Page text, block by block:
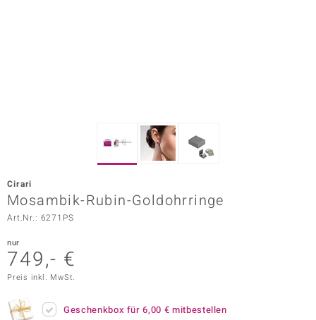
Vogue
Paraíso
Cirari
Mosambik-Rubin-Goldohrringe
Art.Nr.: 6271PS
nur
749,- €
Preis inkl. MwSt.
Geschenkbox für6,00 € mitbestellen